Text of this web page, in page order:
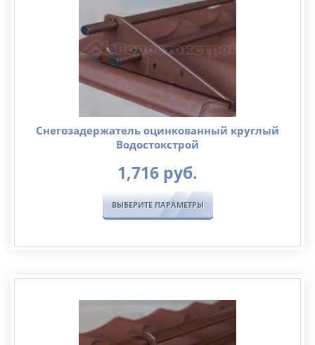
Снегозадержатель оцинкованный круглый
Водостокстрой
1,716 руб.
ВЫБЕРИТЕ ПАРАМЕТРЫ